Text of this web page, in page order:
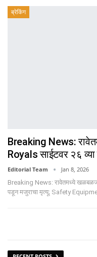
ब्रेकिंग
Breaking News:
Royals साईटवर २६
Editorial Team Jan 8, 2026
Breaking News: रावेतमध्ये
पडून मजुराचा मृत्यू; Safety